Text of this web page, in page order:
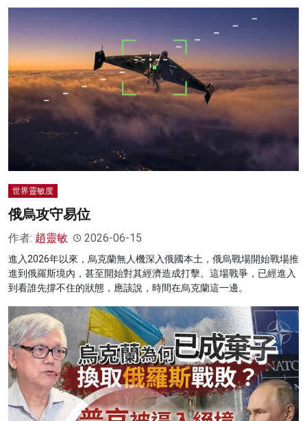
世界靈敏度
俄烏攻守易位
作者: 趙靈敏 2026-06-15
進入2026年以來，烏克蘭無人機深入俄國本土，俄烏戰場開始戰場推
進到俄羅斯境內，甚至開始對其經濟造成打擊。這場戰爭，已經進入
到看誰先撐不住的狀態，應該說，時間在烏克蘭這一邊。